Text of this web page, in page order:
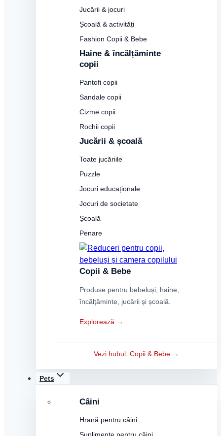
Jucării & jocuri
Școală & activități
Fashion Copii & Bebe
Haine & încălțăminte
copii
Pantofi copii
Sandale copii
Cizme copii
Rochii copii
Jucării & școală
Toate jucăriile
Puzzle
Jocuri educaționale
Jocuri de societate
Școală
Penare
Copii & Bebe
Produse pentru bebeluși, haine,
încălțăminte, jucării și școală.
Explorează →
Vezi hubul: Copii & Bebe →
Pets
Câini
Hrană pentru câini